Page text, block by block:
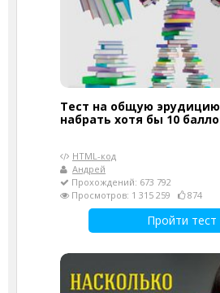
Тест на общую
набрать хотя бы 10
HTML-код
Андрей
Прохождений: 673 792
Просмотров: 1 315 259
874
Пройти тест